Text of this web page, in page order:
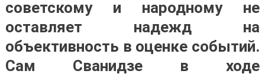
советскому и народному не
оставляет надежд на
объективность в оценке событий.
Сам Сванидзе в ходе